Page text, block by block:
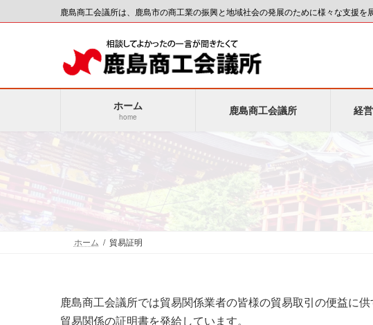
ン
へ
ビ
ョ
鹿島商工会議所は、鹿島市の商工業の振興と地域社会の発展のために様々な支援を
ホーム
home 鹿島商工会議所 経
ホーム 貿易証明
鹿島商工会議所では貿易関係業者の皆様の貿易取引の便益に
貿易関係の証明書を発給しています。